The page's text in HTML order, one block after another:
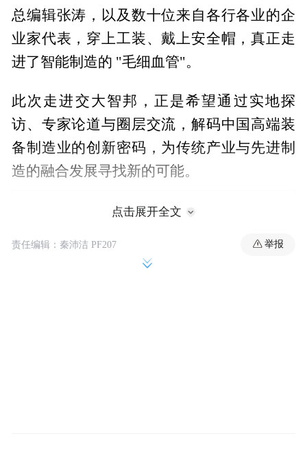
总编辑张涛，以及数十位来自各行各业的企
业家代表，穿上工装、戴上安全帽，真正走
进了智能制造的 "毛细血管"。
此次走进交大智邦，正是希望通过实地探
访、专家论道与圈层交流，解码中国高端装
备制造业的创新密码，为传统产业与先进制
造的融合发展寻找新的可能。
点击展开全文
责任编辑：秦沛洁 PF207 举报